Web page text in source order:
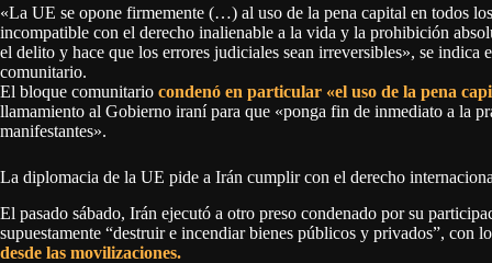
«La UE se opone firmemente (…) al uso de la pena capital en todos
incompatible con el derecho inalienable a la vida y la prohibición
el delito y hace que los errores judiciales sean irreversibles», se
comunitario.
El bloque comunitario condenó en particular «el uso de la pena
llamamiento al Gobierno iraní para que «ponga fin de inmediato a la
manifestantes».
La diplomacia de la UE pide a Irán cumplir con el derecho
El pasado sábado, Irán ejecutó a otro preso condenado por su
supuestamente “destruir e incendiar bienes públicos y privados”, con
desde las movilizaciones.